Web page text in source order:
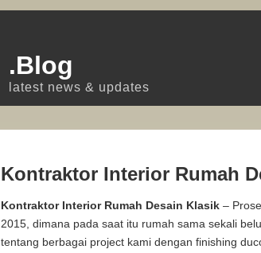
.Blog
latest news & updates
Kontraktor Interior Rumah
Kontraktor Interior Rumah Desain Klasik–
2015, dimana pada saat itu rumah sama sekali
tentang berbagai project kami dengan finishing